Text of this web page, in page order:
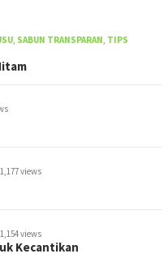
, SABUN TRANSPARAN, TIPS
1,177 views
1,154 views
Kecantikan